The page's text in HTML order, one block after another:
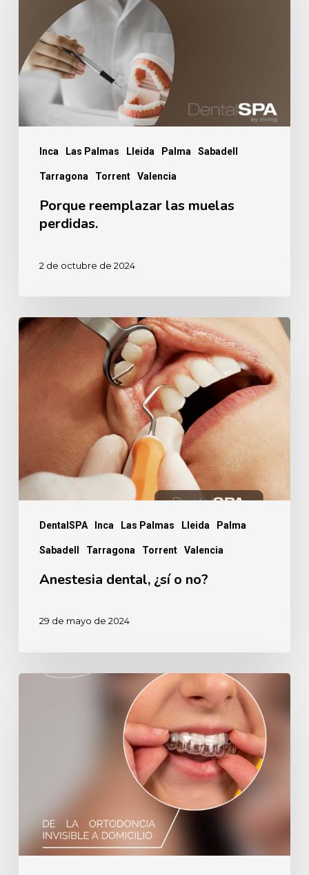
Inca Las Palmas Lleida Palma Sabadell
Tarragona Torrent Valencia
muelas
perdidas.
Porque reemplazar las muelas
perdidas.
2 de octubre de 2024
DentalSPA Inca Las Palmas Lleida Palma
Sabadell Tarragona Torrent Valencia
Anestesia
Anestesia dental, ¿sí o no?
29 de mayo de 2024
domicilio.